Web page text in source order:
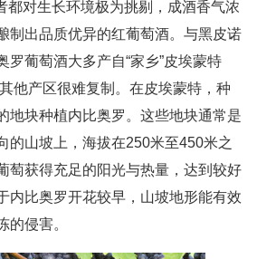
都对生长环境极为挑剔，成酒香气浓
制出品质优异的红葡萄酒。与黑皮诺
罗葡萄酒大多产自“家乡”皮埃蒙特
他产区很难复制。在皮埃蒙特，种
地块种植内比奥罗。这些地块通常是
的山坡上，海拔在250米至450米之
萄获得充足的阳光与热量，达到较好
内比奥罗开花较早，山坡地形能有效
的侵害。